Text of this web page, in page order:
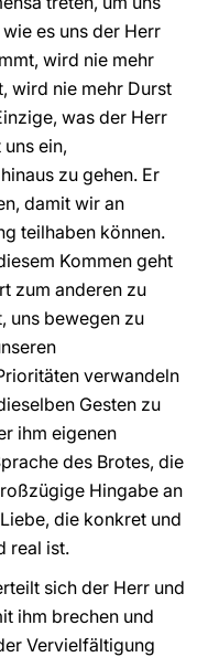
es uns der Herr
wird nie mehr
wird nie mehr Durst
was der Herr
ein,
zu gehen. Er
damit wir an
teilhaben können.
Kommen geht
zum anderen zu
uns bewegen zu
verwandeln
Gesten zu
ihm eigenen
des Brotes, die
Hingabe an
die konkret und
real ist.
sich der Herr und
ihm brechen und
Vervielfältigung